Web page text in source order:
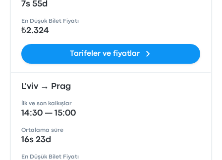
7s 55d
En Düşük Bilet Fiyatı
₺2.324
Tarifeler ve fiyatlar
L'viv → Prag
İlk ve son kalkışlar
14:30 — 15:00
Ortalama süre
16s 23d
En Düşük Bilet Fiyatı